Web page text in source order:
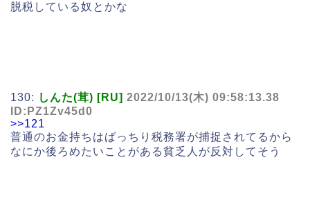
脱税している奴とかな
130: しんた(茸) [RU] 2022/10/13(木) 09:58:13.38
ID:PZ1Zv45d0
>>121
普通のお金持ちはばっちり税務署が捕捉されてるから
なにか後ろめたいことがある貧乏人が反対してそう